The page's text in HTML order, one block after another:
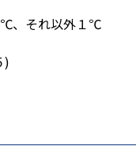
℃、それ以外１℃
)